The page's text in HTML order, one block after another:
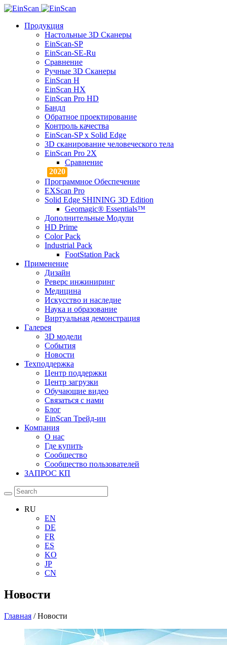
Продукция
Настольные 3D Сканеры
EinScan-SP
EinScan-SE-Ru
Сравнение
Ручные 3D Cканеры
EinScan H
EinScan HX
EinScan Pro HD
Бандл
Обратное проектирование
Контроль качества
EinScan-SP x Solid Edge
3D сканирование человеческого тела
EinScan Pro 2X
Сравнение
Программное Обеспечение
EXScan Pro
Solid Edge SHINING 3D Edition
Geomagic® Essentials™
Дополнительные Модули
HD Prime
Color Pack
Industrial Pack
FootStation Pack
Применение
Дизайн
Реверс инжиниринг
Медицина
Искусство и наследие
Наука и образование
Виртуальная демонстрация
Галерея
3D модели
События
Новости
Техподдержка
Центр поддержки
Центр загрузки
Обучающие видео
Связаться с нами
Блог
EinScan Трейд-ин
Компания
О нас
Где купить
Сообщество
Сообщество пользователей
ЗАПРОС КП
RU
EN
DE
FR
ES
KO
JP
CN
Новости
Главная / Новости